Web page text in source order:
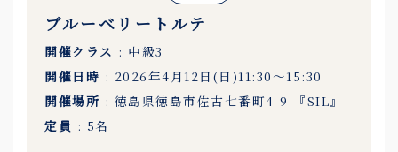
ブルーベリートルテ
開催クラス : 中級3
開催日時 : 2026年4月12日(日)11:30〜15:30
開催場所 : 徳島県徳島市佐古七番町4-9 『SIL』
定員 : 5名